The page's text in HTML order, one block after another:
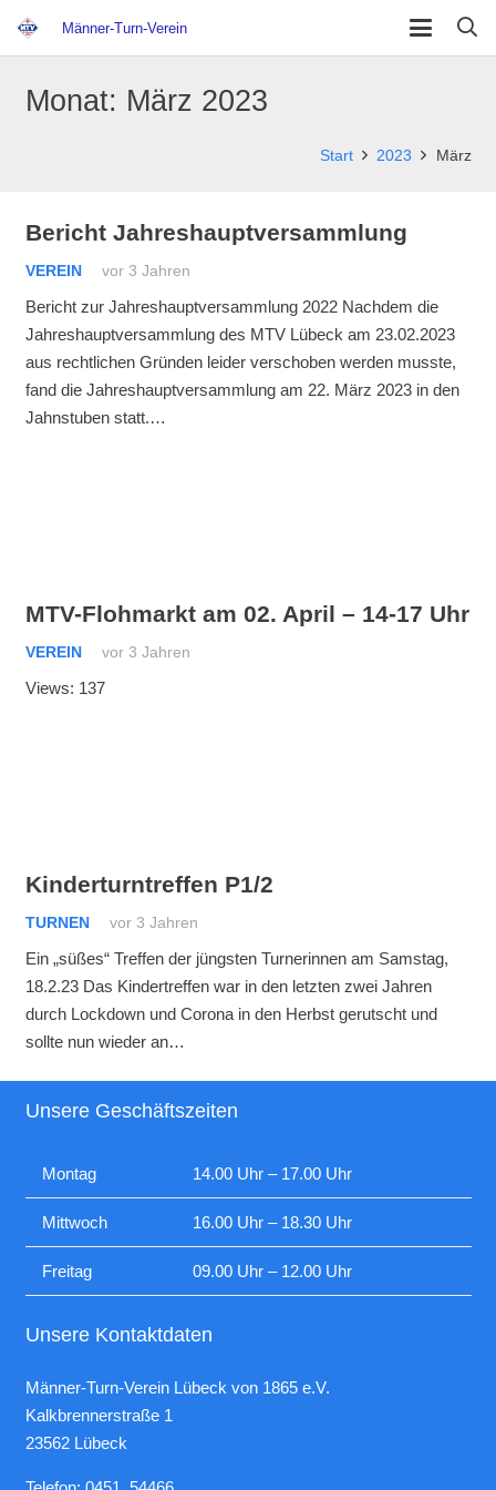
Männer-Turn-Verein
Monat: März 2023
Start 2023 März
Bericht Jahreshauptversammlung
VEREIN vor 3 Jahren
Bericht zur Jahreshauptversammlung 2022 Nachdem die
Jahreshauptversammlung des MTV Lübeck am 23.02.2023
aus rechtlichen Gründen leider verschoben werden musste,
fand die Jahreshauptversammlung am 22. März 2023 in den
Jahnstuben statt.…
MTV-Flohmarkt am 02. April – 14-17 Uhr
VEREIN vor 3 Jahren
Views: 137
Kinderturntreffen P1/2
TURNEN vor 3 Jahren
Ein „süßes“ Treffen der jüngsten Turnerinnen am Samstag,
18.2.23 Das Kindertreffen war in den letzten zwei Jahren
durch Lockdown und Corona in den Herbst gerutscht und
sollte nun wieder an…
Unsere Geschäftszeiten
Montag 14.00 Uhr – 17.00 Uhr
Mittwoch 16.00 Uhr – 18.30 Uhr
Freitag 09.00 Uhr – 12.00 Uhr
Unsere Kontaktdaten
Männer-Turn-Verein Lübeck von 1865 e.V.
Kalkbrennerstraße 1
23562 Lübeck